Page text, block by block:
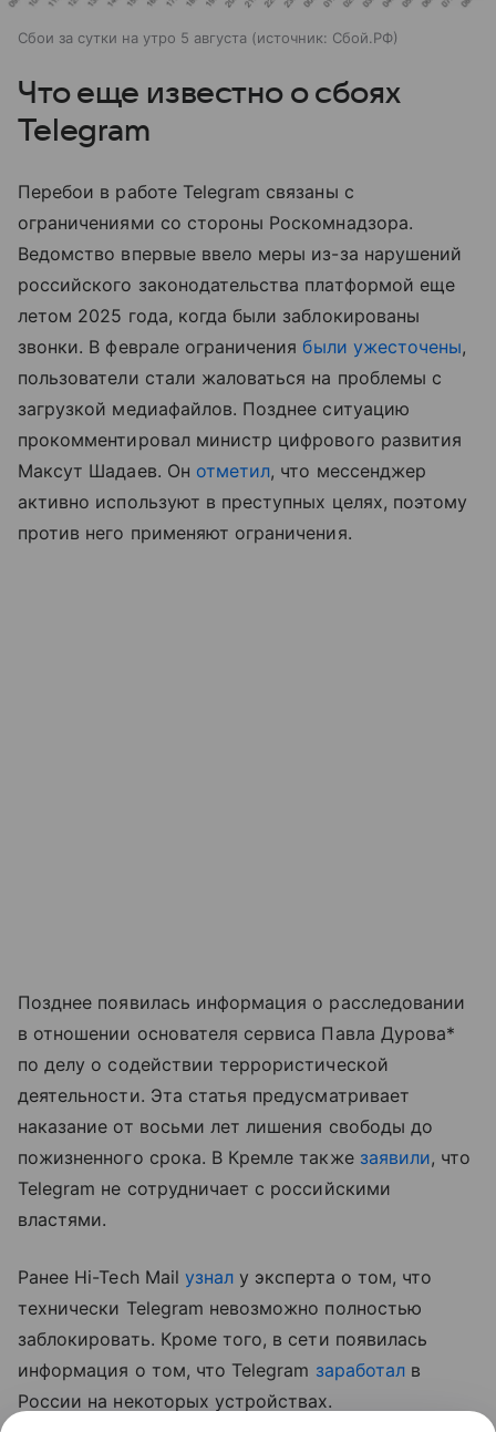
Сбои за сутки на утро 5 августа источник: Сбой.РФ
Что еще известно о сбоях
Telegram
Перебои в работе Telegram связаны с
ограничениями со стороны Роскомнадзора.
Ведомство впервые ввело меры из-за нарушений
российского законодательства платформой еще
летом 2025 года, когда были заблокированы
звонки. В феврале ограничениябыли ужесточены,
пользователи стали жаловаться на проблемы с
загрузкой медиафайлов. Позднее ситуацию
прокомментировал министр цифрового развития
Максут Шадаев. Он отметил, что мессенджер
активно используют в преступных целях, поэтому
против него применяют ограничения.
Позднее появилась информация о расследовании
в отношении основателя сервиса Павла Дурова*
по делу о содействии террористической
деятельности. Эта статья предусматривает
наказание от восьми лет лишения свободы до
пожизненного срока. В Кремле также заявили, что
Telegram не сотрудничает с российскими
властями.
Ранее Hi-Tech Mail узнал у эксперта о том, что
технически Telegram невозможно полностью
заблокировать. Кроме того, в сети появилась
информация о том, что Telegram заработалв
России на некоторых устройствах.